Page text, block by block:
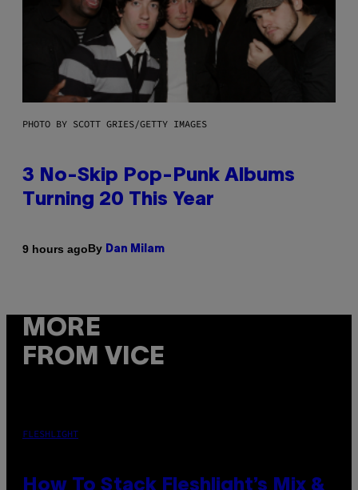
PHOTO BY SCOTT GRIES/GETTY IMAGES
3 No-Skip Pop-Punk Albums
Turning 20 This Year
9 hours agoBy Dan Milam
MORE
FROM VICE
FLESHLIGHT
How To Stack Fleshlight’s Mix &